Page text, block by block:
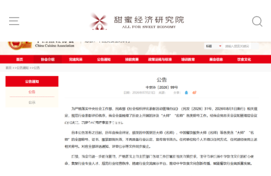
 
中国烹饪协会：取消“大师”“名师”等称